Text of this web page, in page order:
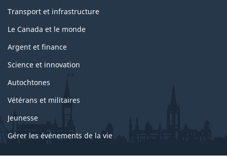
Transport et infrastructure
Le Canada et le monde
Argent et finance
Science et innovation
Autochtones
Vétérans et militaires
Jeunesse
Gérer les événements de la vie